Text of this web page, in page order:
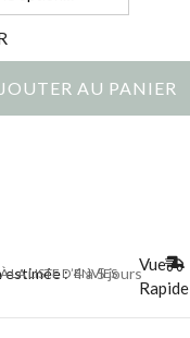
AU PANIER
LA LISTE D’ENVIES
Vue
Rapide
estimée : 4 à 5 jours